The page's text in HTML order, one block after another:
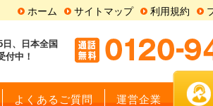
ホーム サイトマップ 利用規約
、
日本全国
付中！
よくあるご質問 運営企業